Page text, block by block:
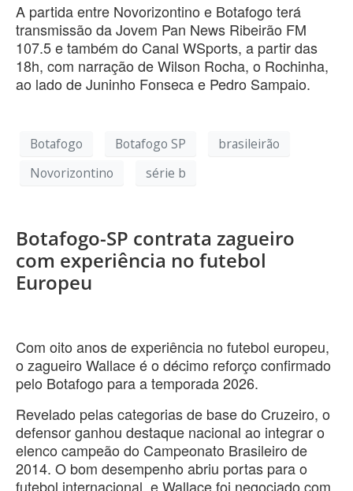
A partida entre Novorizontino e Botafogo terá
transmissão da Jovem Pan News Ribeirão FM
107.5 e também do Canal WSports, a partir das
18h, com narração de Wilson Rocha, o Rochinha,
ao lado de Juninho Fonseca e Pedro Sampaio.
Botafogo Botafogo SP
brasileirão
Novorizontino
série b
Botafogo-SP contrata zagueiro
com experiência no futebol
Europeu
Com oito anos de experiência no futebol europeu,
o zagueiro Wallace é o décimo reforço confirmado
pelo Botafogo para a temporada 2026.
Revelado pelas categorias de base do Cruzeiro, o
defensor ganhou destaque nacional ao integrar o
elenco campeão do Campeonato Brasileiro de
2014. O bom desempenho abriu portas para o
futebol internacional, e Wallace foi negociado com